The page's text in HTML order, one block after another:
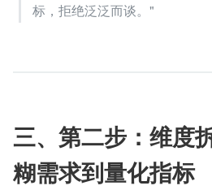
标，拒绝泛泛而谈。"
三、第二步：维
糊需求到量化指标